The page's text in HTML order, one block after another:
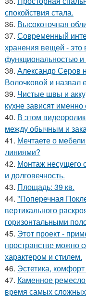
спокойствия стала.
36. Высокоточная
37. Современный
хранения вещей - это
функциональностью и
38. Александр Серов
Волочковой и назвал
39. Чистые швы и
кухне зависят именно
40. В этом
между обычным и
41. Мечтаете о
линиями?
42. Монтаж несущего
и долговечность.
43. Площадь: 39 кв.
44. "Поперечная
вертикального
горизонтальными
45. Этот проект -
пространстве можно
характером и стилем.
46. Эстетика,
47. Каменное
время самых